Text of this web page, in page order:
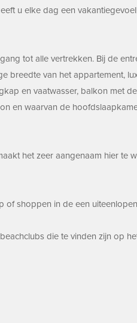
u elke dag een
tot alle vertrekken. Bij de
breedte van het appartement,
en vaatwasser, balkon met
en waarvan de
het zeer aangenaam hier te
shoppen in de een
die te vinden zijn op